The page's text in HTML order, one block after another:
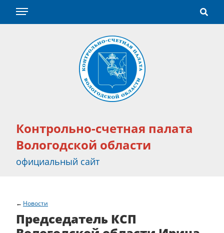
Контрольно-счетная палата
Вологодской области
официальный сайт
Новости
Председатель КСП